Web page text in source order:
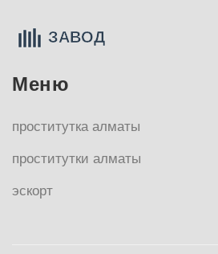
Меню
проститутка алматы
проститутки алматы
эскорт